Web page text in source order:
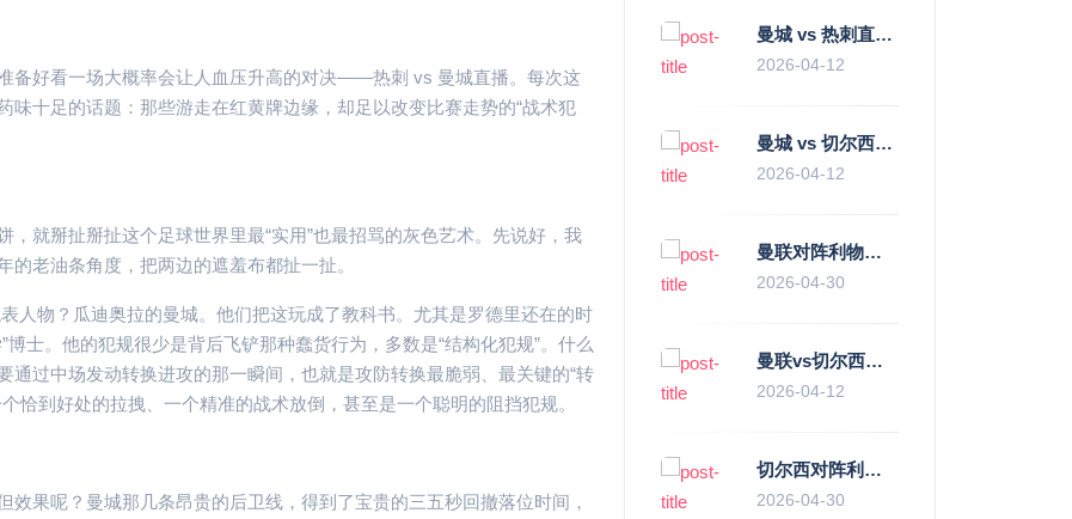
备好看一场大概率会让人血压升高的对决——热刺 vs 曼城直播。每次这
十足的话题：那些游走在红黄牌边缘，却足以改变比赛走势的“战术犯
就掰扯掰扯这个足球世界里最“实用”也最招骂的灰色艺术。先说好，我
老油条角度，把两边的遮羞布都扯一扯。
人物？瓜迪奥拉的曼城。他们把这玩成了教科书。尤其是罗德里还在的时
士。他的犯规很少是背后飞铲那种蠢货行为，多数是“结构化犯规”。什么
过中场发动转换进攻的那一瞬间，也就是攻防转换最脆弱、最关键的“转
恰到好处的拉拽、一个精准的战术放倒，甚至是一个聪明的阻挡犯规。
果呢？曼城那几条昂贵的后卫线，得到了宝贵的三五秒回撤落位时间，
曼城 vs 热刺直播：瓜迪奥拉的“无锋阵”是天才设计还是自废武功？
2026-04-12
曼城 vs 切尔西直播复盘：瓜帅的“伪九”陷阱，如何绞杀蓝军的“三中卫”？
2026-04-12
曼联对阵利物浦，老特拉福德的红色心跳与蓝色暗涌
2026-04-30
曼联vs切尔西直播复盘：滕哈赫的“伪高位”与波切蒂诺的“无锋阵”，谁更拧巴？
2026-04-12
切尔西对阵利物浦，一场蓝红血脉里的恩怨与忠诚
2026-04-30